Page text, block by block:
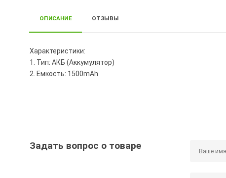
ОПИСАНИЕ ОТЗЫВЫ
Характеристики:
1. Тип: АКБ (Аккумулятор)
2. Емкость: 1500mAh
Задать вопрос о товаре